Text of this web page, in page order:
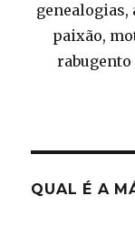
genealogias,
paixão,
QUAL É A